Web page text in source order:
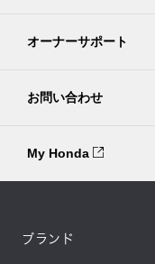
オーナーサポート
お問い合わせ
My Honda
ブランド